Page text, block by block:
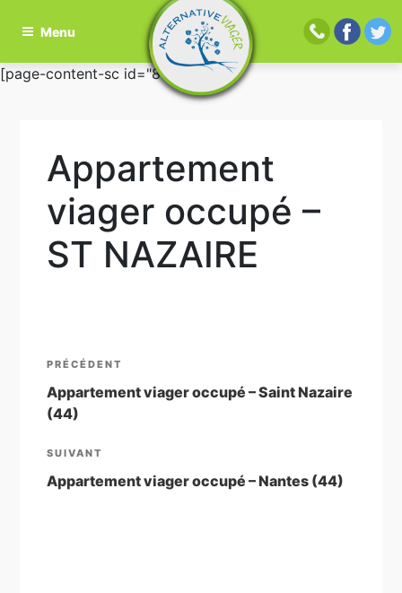
Aller
Menu
[page-content-sc id="81"]
Appartement
viager occupé –
ST NAZAIRE
Navigation
de
l’article
Article
précédent
PRÉCÉDENT
Appartement viager occupé – Saint Nazaire
(44)
Article
suivant
SUIVANT
Appartement viager occupé – Nantes (44)